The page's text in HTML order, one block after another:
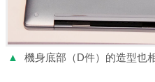
▲ 機身底部（D件）的造型也